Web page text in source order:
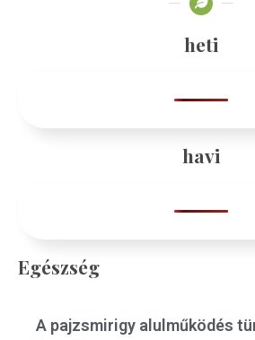
heti
havi
Egészség
A pajzsmirigy alulműködés